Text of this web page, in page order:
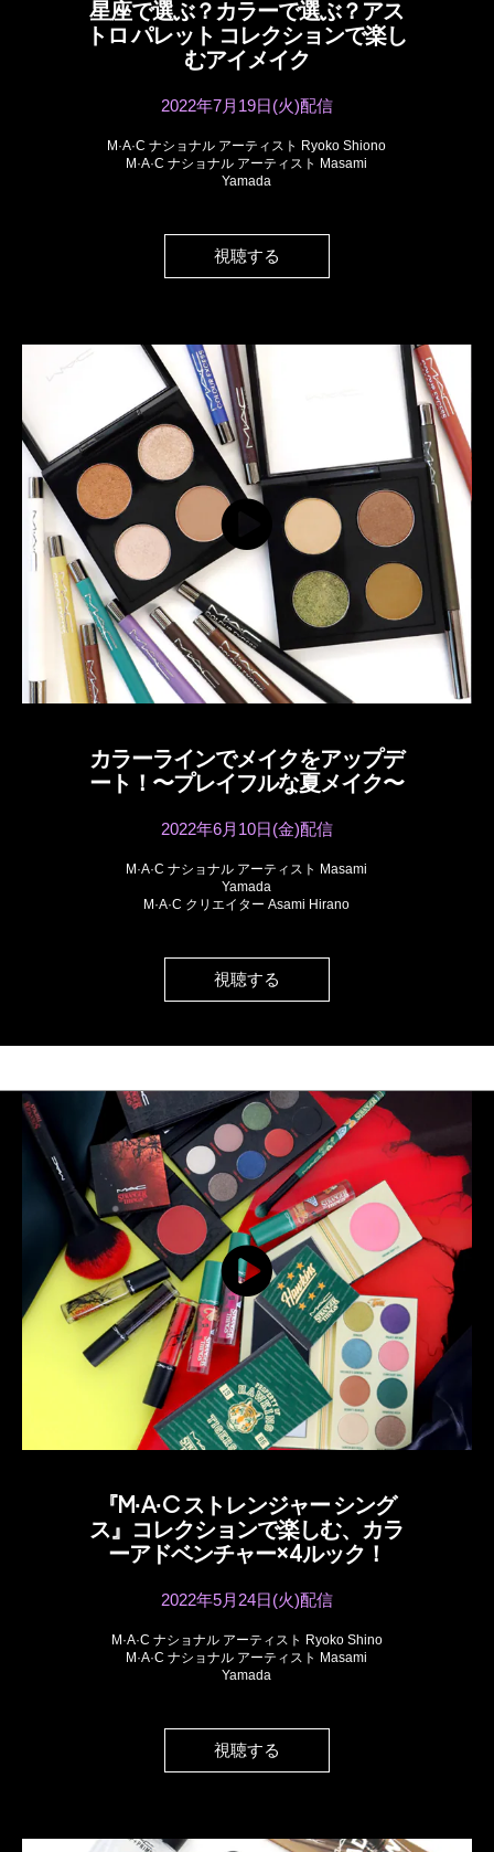
星座で選ぶ？カラーで選ぶ？アス
トロ パレット コレクションで楽し
むアイメイク
2022年7月19日(火)配信
M·A·C ナショナル アーティスト Ryoko Shiono
M·A·C ナショナル アーティスト Masami
Yamada
視聴する
カラーラインでメイクをアップデ
ート！〜プレイフルな夏メイク〜
2022年6月10日(金)配信
M·A·C ナショナル アーティスト Masami
Yamada
M·A·C クリエイター Asami Hirano
視聴する
『M·A·C ストレンジャー シング
ス』コレクションで楽しむ、カラ
ーアドベンチャー×4ルック！
2022年5月24日(火)配信
M·A·C ナショナル アーティスト Ryoko Shino
M·A·C ナショナル アーティスト Masami
Yamada
視聴する